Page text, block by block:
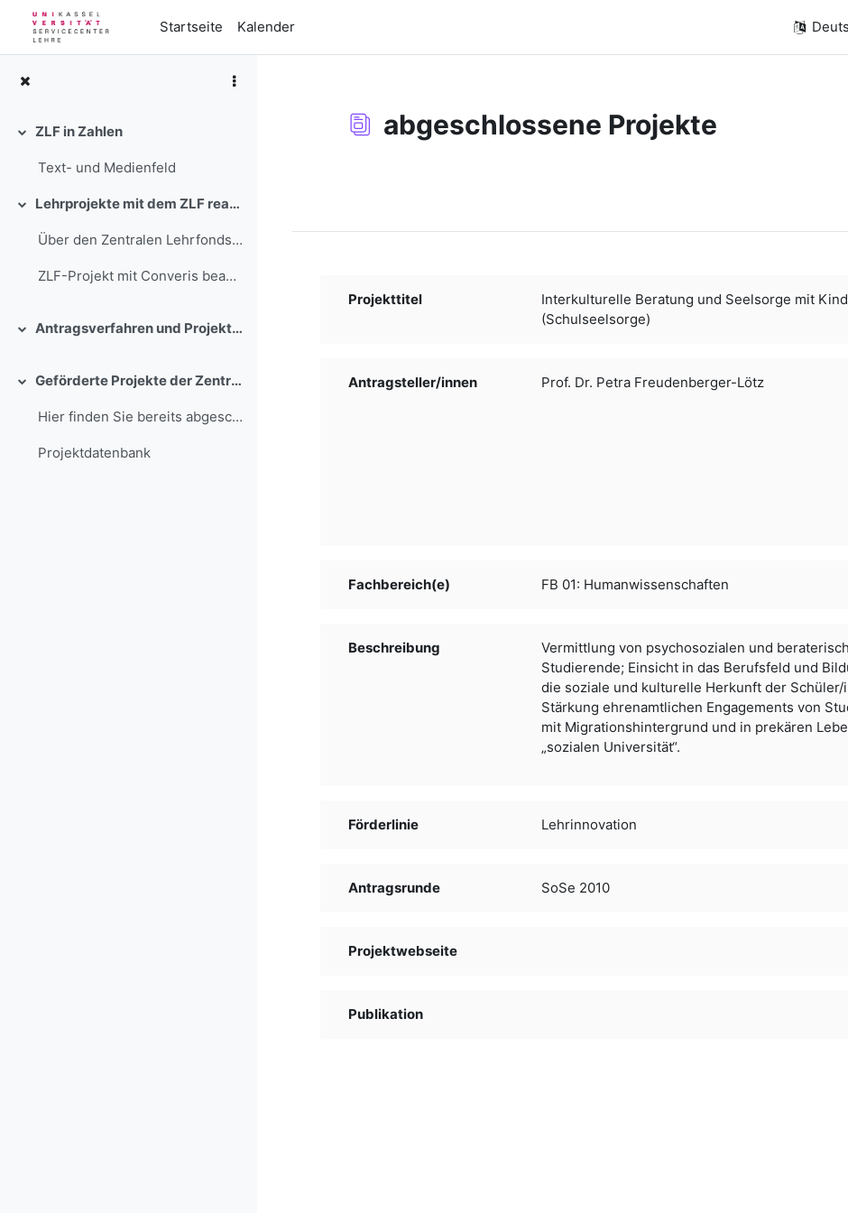
Zum Hauptinhalt
Startseite
Kalender
Einklappen
ZLF in Zahlen
Text- und Medienfeld
Einklappen Lehrprojekte mit dem ZLF realisieren
Über den Zentralen Lehrfonds stehen in einem wettb...
ZLF-Projekt mit Converis beantra...
Einklappen Antragsverfahren und Projektbegleitung
Einklappen Geförderte Projekte der Zentralen Lehrförderung der Universität Kassel
Hier finden Sie bereits abgeschlossene Projekte, d...
Projekt­daten­bank
abgeschlossene Projekte
Projekttitel
Interkulturelle Beratung und Seelsorge mit
(Schulseelsorge)
Antragsteller/­­innen Prof. Dr. Petra Freudenberger-Lötz
Fachbereich(e) FB 01: Humanwissenschaften
Beschreibung
Vermittlung von psychosozialen und
Studierende; Einsicht in das Berufsfeld und
die soziale und kulturelle Herkunft der
Stärkung ehrenamtlichen Engagements von
mit Migrationshintergrund und in prekären
„sozialen Universität“.
Förderlinie Lehrinnovation
Antragsrunde SoSe 2010
Projektwebseite
Publikation